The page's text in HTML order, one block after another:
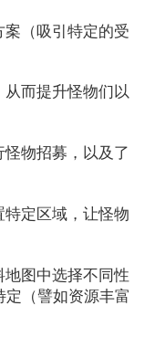
案（吸引特定的受
而提升怪物们以
物招募，以及了
特定区域，让怪物
图中选择不同性
定（譬如资源丰富